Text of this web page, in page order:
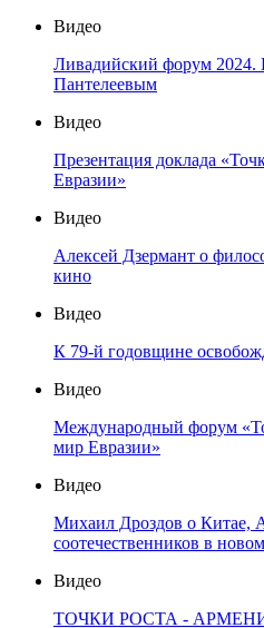
Видео
Ливадийский форум 2024.
Пантелеевым
Видео
Презентация доклада
Евразии»
Видео
Алексей Дзермант о
кино
Видео
К 79-й годовщине
Видео
Международный форум
мир Евразии»
Видео
Михаил Дроздов о Китае,
соотечественников в
Видео
ТОЧКИ РОСТА -